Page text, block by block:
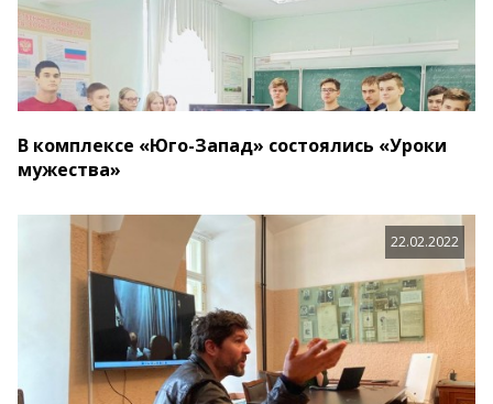
В комплексе «Юго-Запад» состоялись «Уроки
мужества»
22.02.2022